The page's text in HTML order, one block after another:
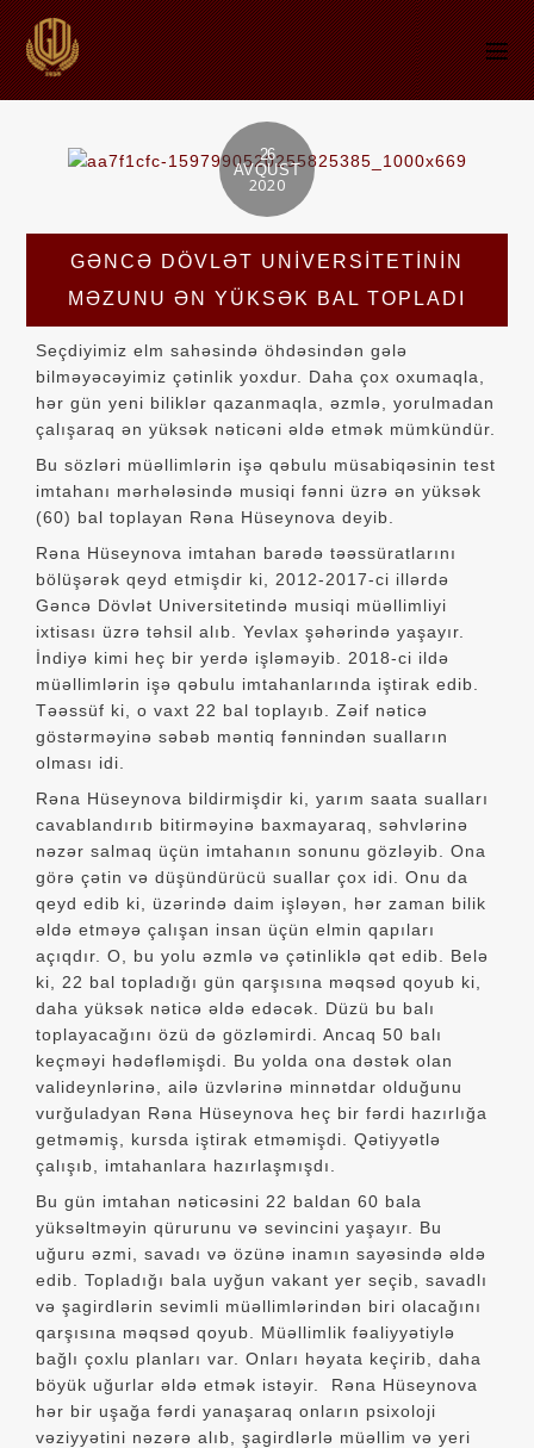
26
AVQUST
2020
GƏNCƏ DÖVLƏT UNİVERSİTETİNİN
MƏZUNU ƏN YÜKSƏK BAL TOPLADI
Seçdiyimiz elm sahəsində öhdəsindən gələ
bilməyəcəyimiz çətinlik yoxdur. Daha çox oxumaqla,
hər gün yeni biliklər qazanmaqla, əzmlə, yorulmadan
çalışaraq ən yüksək nəticəni əldə etmək mümkündür.
Bu sözləri müəllimlərin işə qəbulu müsabiqəsinin test
imtahanı mərhələsində musiqi fənni üzrə ən yüksək
(60) bal toplayan Rəna Hüseynova deyib.
Rəna Hüseynova imtahan barədə təəssüratlarını
bölüşərək qeyd etmişdir ki, 2012-2017-ci illərdə
Gəncə Dövlət Universitetində musiqi müəllimliyi
ixtisası üzrə təhsil alıb. Yevlax şəhərində yaşayır.
İndiyə kimi heç bir yerdə işləməyib. 2018-ci ildə
müəllimlərin işə qəbulu imtahanlarında iştirak edib.
Təəssüf ki, o vaxt 22 bal toplayıb. Zəif nəticə
göstərməyinə səbəb məntiq fənnindən sualların
olması idi.
Rəna Hüseynova bildirmişdir ki, yarım saata sualları
cavablandırıb bitirməyinə baxmayaraq, səhvlərinə
nəzər salmaq üçün imtahanın sonunu gözləyib. Ona
görə çətin və düşündürücü suallar çox idi. Onu da
qeyd edib ki, üzərində daim işləyən, hər zaman bilik
əldə etməyə çalışan insan üçün elmin qapıları
açıqdır. O, bu yolu əzmlə və çətinliklə qət edib. Belə
ki, 22 bal topladığı gün qarşısına məqsəd qoyub ki,
daha yüksək nəticə əldə edəcək. Düzü bu balı
toplayacağını özü də gözləmirdi. Ancaq 50 balı
keçməyi hədəfləmişdi. Bu yolda ona dəstək olan
valideynlərinə, ailə üzvlərinə minnətdar olduğunu
vurğuladyan Rəna Hüseynova heç bir fərdi hazırlığa
getməmiş, kursda iştirak etməmişdi. Qətiyyətlə
çalışıb, imtahanlara hazırlaşmışdı.
Bu gün imtahan nəticəsini 22 baldan 60 bala
yüksəltməyin qürurunu və sevincini yaşayır. Bu
uğuru əzmi, savadı və özünə inamın sayəsində əldə
edib. Topladığı bala uyğun vakant yer seçib, savadlı
və şagirdlərin sevimli müəllimlərindən biri olacağını
qarşısına məqsəd qoyub. Müəllimlik fəaliyyətiylə
bağlı çoxlu planları var. Onları həyata keçirib, daha
böyük uğurlar əldə etmək istəyir. Rəna Hüseynova
hər bir uşağa fərdi yanaşaraq onların psixoloji
vəziyyətini nəzərə alıb, şagirdlərlə müəllim və yeri